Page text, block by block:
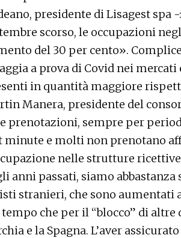
presidente di Lisagest spa
scorso, le occupazioni
del 30 per cento».
a prova di Covid nei
in quantità maggiore
Manera, presidente del
prenotazioni, sempre per
minute e molti non prenotano
nelle strutture
anni passati, siamo
stranieri, che sono aumentati
che per il “blocco” di
e la Spagna. L’aver